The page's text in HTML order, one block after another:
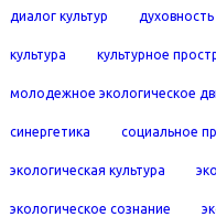
диалог культур духовность
культура культурное
молодежное экологическое
синергетика социальное
экологическая культура
экологическое сознание